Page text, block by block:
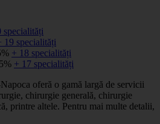
specialități
19 specialități
+ 18 specialități
+ 17 specialități
oferă o gamă largă de servicii
chirurgie generală, chirurgie
printre altele. Pentru mai multe detalii,